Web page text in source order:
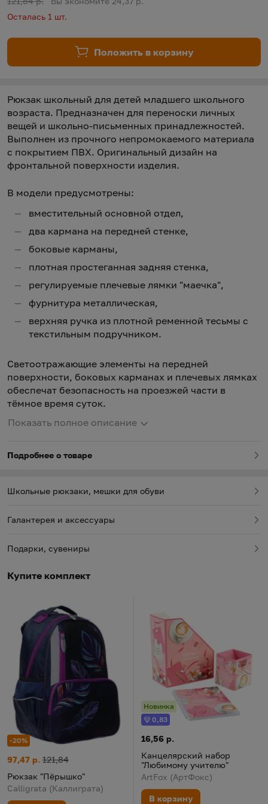
Осталась 1 шт.
Положить в корзину
Рюкзак школьный для детей младшего школьного
возраста. Предназначен для переноски личных
вещей и школьно-письменных принадлежностей.
Выполнен из прочного непромокаемого материала
с покрытием ПВХ. Оригинальный дизайн на
фронтальной поверхности изделия.
В модели предусмотрены:
вместительный основной отдел,
два кармана на передней стенке,
боковые карманы,
плотная простеганная задняя стенка,
регулируемые плечевые лямки "маечка",
фурнитура металлическая,
верхняя ручка из плотной ременной тесьмы с
текстильным подручником.
Светоотражающие элементы на передней
поверхности, боковых карманах и плечевых лямках
обеспечат безопасность на проезжей части в
тёмное время суток.
Показать полное описание
Подробнее о товаре
Школьные рюкзаки, мешки для обуви
Галантерея и аксессуары
Подарки, сувениры
Купите комплект
-20%
Рюкзак "Пёрышко"
Цена:
97,47 р.
Старая цена:
121,84
Рюкзак "Пёрышко"
Calligrata (Каллиграта)
Новинка
Бонус
0,83
Канцелярский набор
Цена:
16,56 р.
Канцелярский набор
"Любимому учителю"
ArtFox (АртФокс)
В корзину